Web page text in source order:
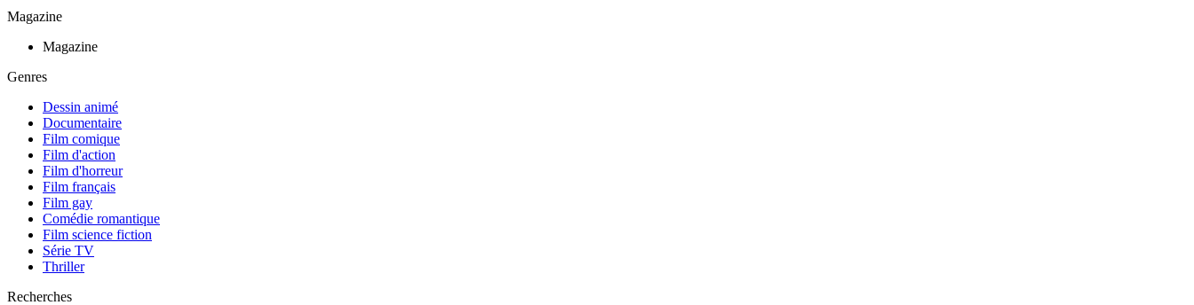
Magazine
Magazine
Genres
Dessin animé
Documentaire
Film comique
Film d'action
Film d'horreur
Film français
Film gay
Comédie romantique
Film science fiction
Série TV
Thriller
Recherches